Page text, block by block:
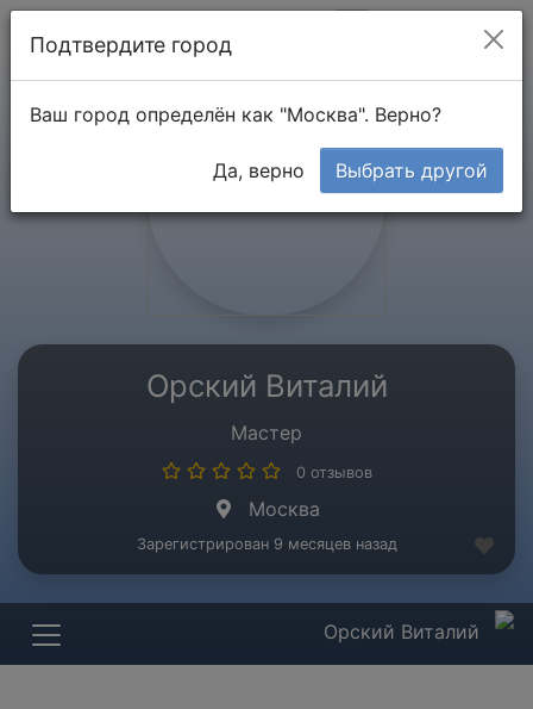
Орский Виталий
Мастер
0 отзывов
Москва
Зарегистрирован 9 месяцев назад
Орский Виталий
Подтвердите город
Ваш город определён как "Москва". Верно?
Да, верно Выбрать другой